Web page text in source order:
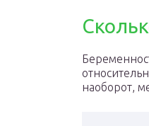
наоборот,